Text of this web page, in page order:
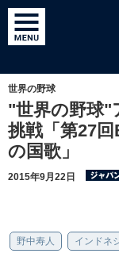
世界の野球
"世界の野球"
挑戦「第27
の国歌」
2015年9月22日
野中寿人 インドネ